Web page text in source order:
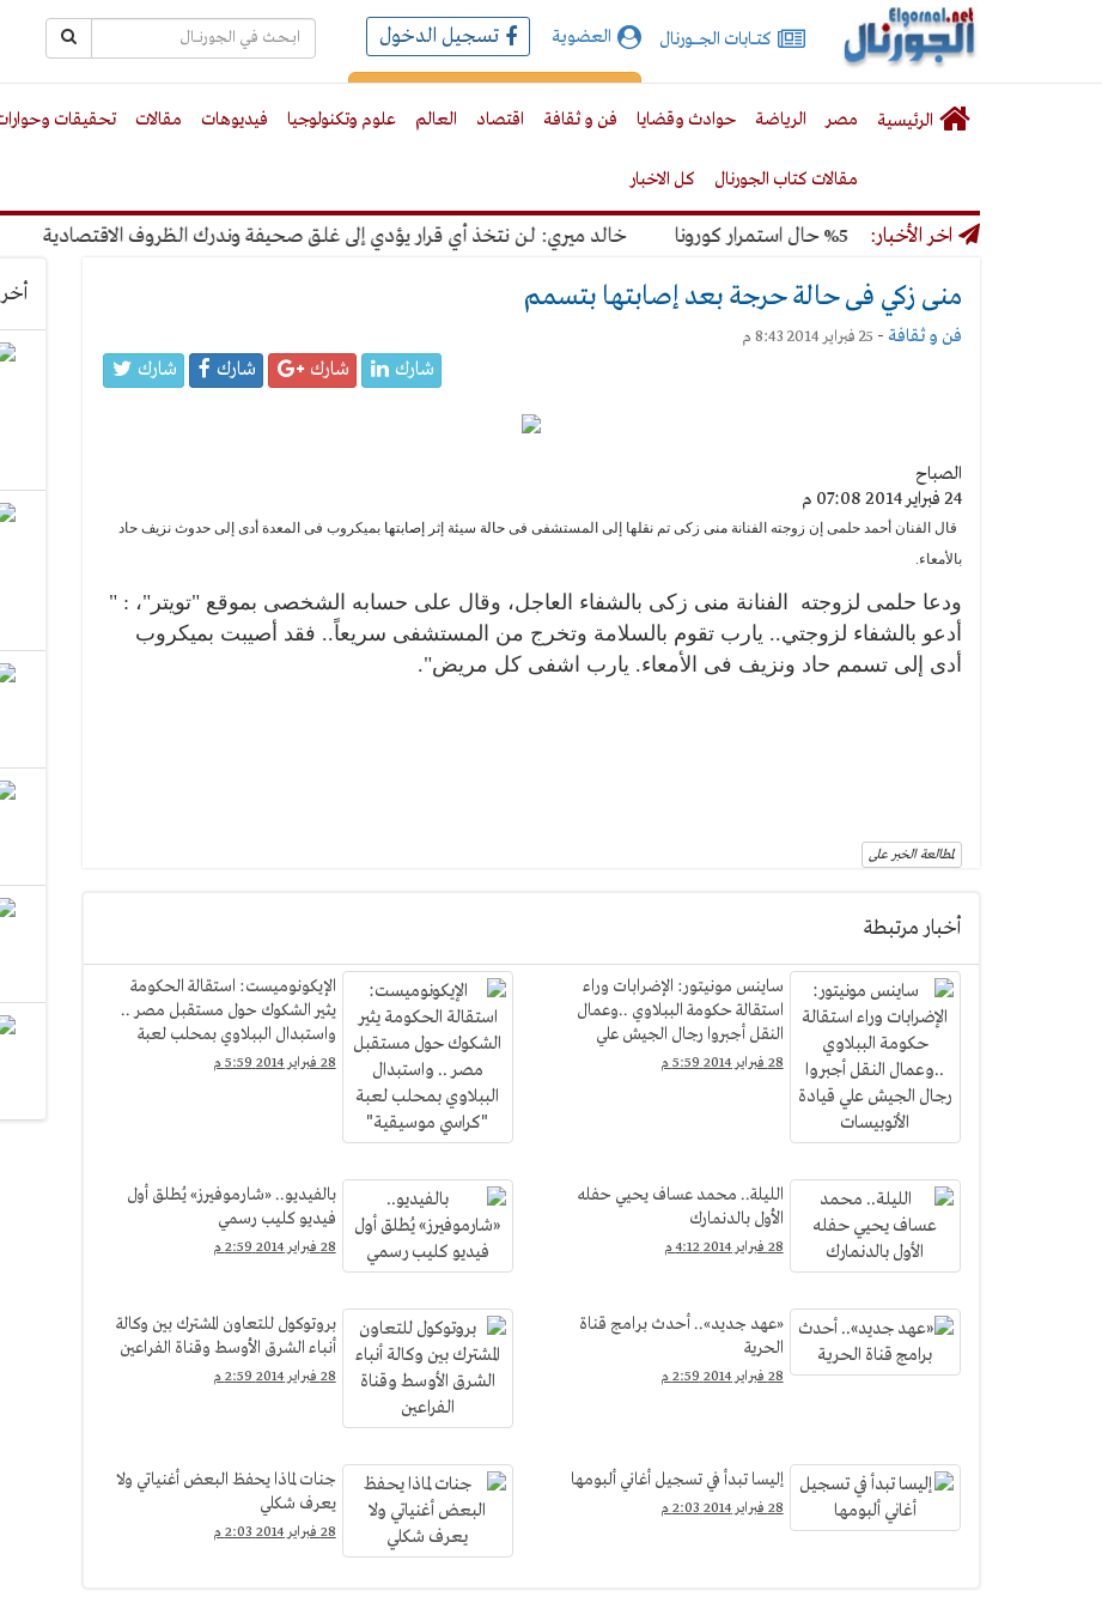
الجورنال
نت
كتـــابات الجـــــورنال العضوية تسجيل الدخول
الرئيسية مصر الرياضة حوادث وقضايا فن و ثقافة اقتصاد العالم علوم وتكنولوجيا فيديوهات مقالات تحقيقات
مقالات كتاب الجورنال كل الاخبار
اخر الأخبار:
بنسبة 50% حال استمرار كورونا خالد ميري: لن نتخذ أي قرار يؤدي إلى غلق صحيفة وندرك الظروف الاقتصادية
منى زكي فى حالة حرجة بعد إصابتها بتسمم
فن و ثقافة - 25 فبراير 2014 8:43 م
شارك شارك شارك شارك
الصباح
24 فبراير 2014 07:08 م
قال الفنان أحمد حلمى إن زوجته الفنانة منى زكى تم نقلها إلى المستشفى فى حالة سيئة إثر إصابتها بميكروب فى المعدة أدى إلى حدوث نزيف حاد
بالأمعاء.
ودعا حلمى لزوجته الفنانة منى زكى بالشفاء العاجل، وقال على حسابه الشخصى بموقع "تويتر"، : "
أدعو بالشفاء لزوجتي.. يارب تقوم بالسلامة وتخرج من المستشفى سريعاً.. فقد أصيبت بميكروب
أدى إلى تسمم حاد ونزيف فى الأمعاء. يارب اشفى كل مريض".
لمطالعة الخبر على
أخبار مرتبطة
ساينس مونيتور: الإضرابات وراء
استقالة حكومة الببلاوي ..وعمال
النقل أجبروا رجال الجيش علي
قيادة الأتوبيسات
28 فبراير 2014 5:59 م
الإيكونوميست: استقالة الحكومة
يثير الشكوك حول مستقبل مصر ..
واستبدال الببلاوي بمحلب لعبة
"كراسي موسيقية"
28 فبراير 2014 5:59 م
الليلة.. محمد عساف يحيي حفله
الأول بالدنمارك
28 فبراير 2014 4:12 م
بالفيديو.. «شارموفيرز» يُطلق أول
فيديو كليب رسمي
28 فبراير 2014 2:59 م
«عهد جديد».. أحدث برامج قناة
الحرية
28 فبراير 2014 2:59 م
بروتوكول للتعاون المشترك بين وكالة
أنباء الشرق الأوسط وقناة الفراعين
28 فبراير 2014 2:59 م
إليسا تبدأ في تسجيل أغاني ألبومها
28 فبراير 2014 2:03 م
جنات لماذا يحفظ البعض أغنياتي ولا
يعرف شكلي
28 فبراير 2014 2:03 م
أخر